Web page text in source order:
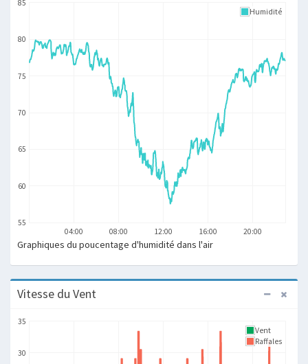
04:00 08:00 12:00 16:00 20:00
55
60
65
70
75
80
85
Humidité
Graphiques du poucentage d'humidité dans l'air
Vitesse du Vent
30
35
Vent
Raffales